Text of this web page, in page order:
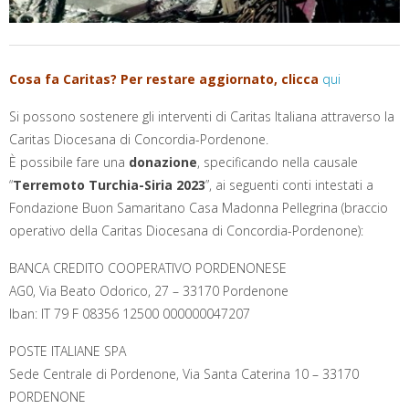
Cosa fa Caritas? Per restare aggiornato, clicca qui
Si possono sostenere gli interventi di Caritas Italiana attraverso la
Caritas Diocesana di Concordia-Pordenone.
È possibile fare una donazione, specificando nella causale
“Terremoto Turchia-Siria 2023”, ai seguenti conti intestati a
Fondazione Buon Samaritano Casa Madonna Pellegrina (braccio
operativo della Caritas Diocesana di Concordia-Pordenone):
BANCA CREDITO COOPERATIVO PORDENONESE
AG0, Via Beato Odorico, 27 – 33170 Pordenone
Iban: IT 79 F 08356 12500 000000047207
POSTE ITALIANE SPA
Sede Centrale di Pordenone, Via Santa Caterina 10 – 33170
PORDENONE